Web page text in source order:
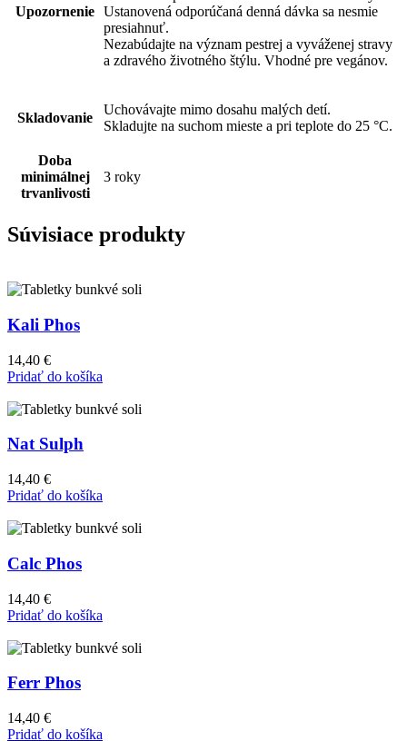
Upozornenie Ustanovená odporúčaná denná dávka sa nesmie
presiahnuť.
Neza­búdajte na význam pestrej a vyváženej stravy
a zdravého životného štýlu. Vhodné pre vegánov.
Skladovanie
Uchovávajte mimo dosahu malých detí.
Skladujte na suchom mieste a pri teplote do 25 °C.
Doba
minimálnej
trvanlivosti
3 roky
Súvisiace produkty
Kali Phos
14,40 €
Pridať do košíka
Nat Sulph
14,40 €
Pridať do košíka
Calc Phos
14,40 €
Pridať do košíka
Ferr Phos
14,40 €
Pridať do košíka